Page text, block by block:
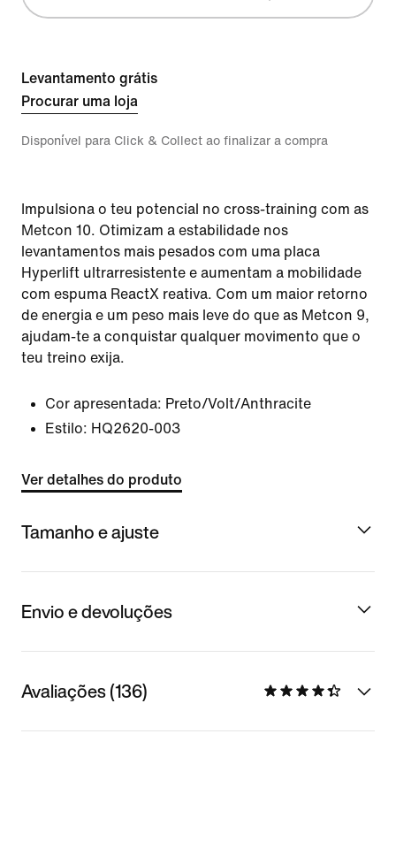
Levantamento grátis
Procurar uma loja
Disponível para Click & Collect ao finalizar a compra
Impulsiona o teu potencial no cross-training com as
Metcon 10. Otimizam a estabilidade nos
levantamentos mais pesados com uma placa
Hyperlift ultrarresistente e aumentam a mobilidade
com espuma ReactX reativa. Com um maior retorno
de energia e um peso mais leve do que as Metcon 9,
ajudam-te a conquistar qualquer movimento que o
teu treino exija.
Cor apresentada: Preto/Volt/Anthracite
Estilo: HQ2620-003
Ver detalhes do produto
Tamanho e ajuste
Envio e devoluções
Avaliações (136)